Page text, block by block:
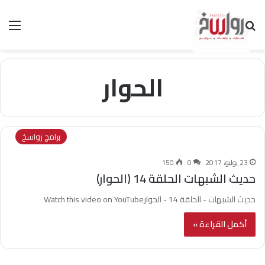
بحث عن
الحوار
برامج رواسخ
23 يوليو، 2017 0
150
حديث الشبهات الحلقة 14 (الحوار)
حديث الشبهات - الحلقة 14 - الحوارWatch this video on YouTube
أكمل القراءة »